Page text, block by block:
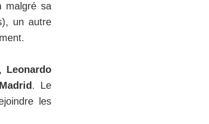
malgré sa
un autre
Leonardo
. Le
les